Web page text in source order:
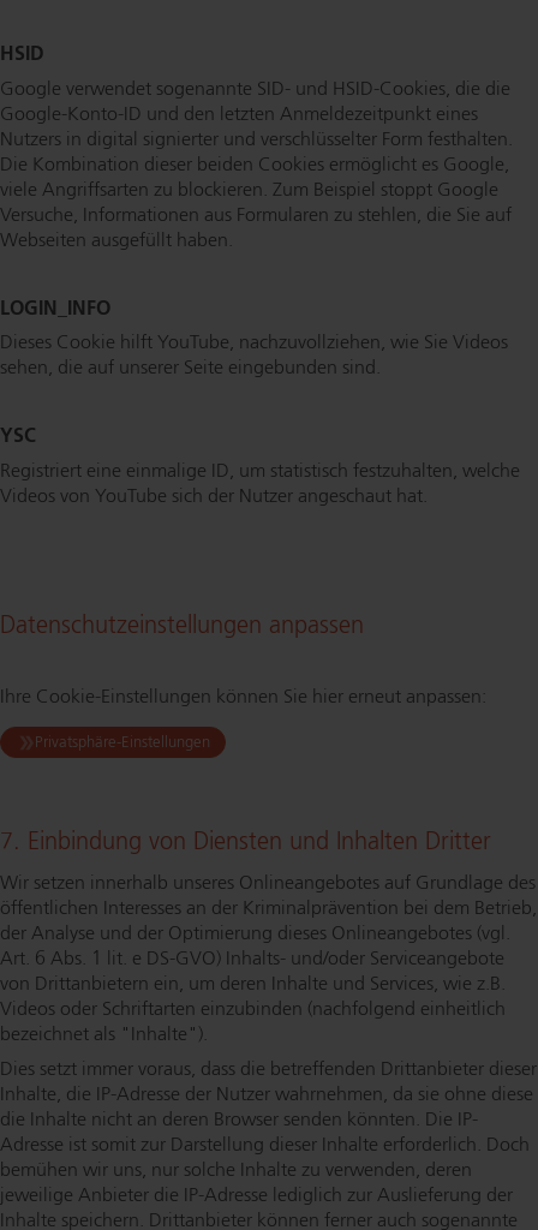
HSID
Google verwendet sogenannte SID- und HSID-Cookies, die die
Goog­le-Kon­to-ID und den letzten An­mel­de­zeit­punkt eines
Nutzers in digital signierter und ver­schlüs­sel­ter Form festhalten.
Die Kombination dieser beiden Cookies ermöglicht es Google,
viele Angriffsarten zu blockieren. Zum Beispiel stoppt Google
Versuche, Informationen aus Formularen zu stehlen, die Sie auf
Webseiten ausgefüllt haben.
LOGIN_INFO
Dieses Cookie hilft YouTube, nach­zu­voll­zie­hen, wie Sie Videos
sehen, die auf unserer Seite eingebunden sind.
YSC
Registriert eine einmalige ID, um statistisch festzuhalten, welche
Videos von YouTube sich der Nutzer angeschaut hat.
Da­ten­schutz­ein­stel­lun­gen anpassen
Ihre Coo­kie-Ein­stel­lun­gen können Sie hier erneut anpassen:
Privatsphäre-Einstellungen
7. Einbindung von Diensten und Inhalten Dritter
Wir setzen innerhalb unseres On­line­an­ge­bo­tes auf Grundlage des
öffentlichen Interesses an der Kri­mi­nal­prä­ven­ti­on bei dem Betrieb,
der Analyse und der Optimierung dieses On­line­an­ge­bo­tes (vgl.
Art. 6 Abs. 1 lit. e DS-GVO) Inhalts- und/oder Ser­vice­an­ge­bo­te
von Drit­t­an­bie­tern ein, um deren Inhalte und Services, wie z.B.
Videos oder Schriftarten einzubinden (nachfolgend einheitlich
bezeichnet als "Inhalte").
Dies setzt immer voraus, dass die betreffenden Drittanbieter dieser
Inhalte, die IP-Adresse der Nutzer wahrnehmen, da sie ohne diese
die Inhalte nicht an deren Browser senden könnten. Die IP-
Adresse ist somit zur Darstellung dieser Inhalte erforderlich. Doch
bemühen wir uns, nur solche Inhalte zu verwenden, deren
jeweilige Anbieter die IP-Adresse lediglich zur Auslieferung der
Inhalte speichern. Drittanbieter können ferner auch sogenannte